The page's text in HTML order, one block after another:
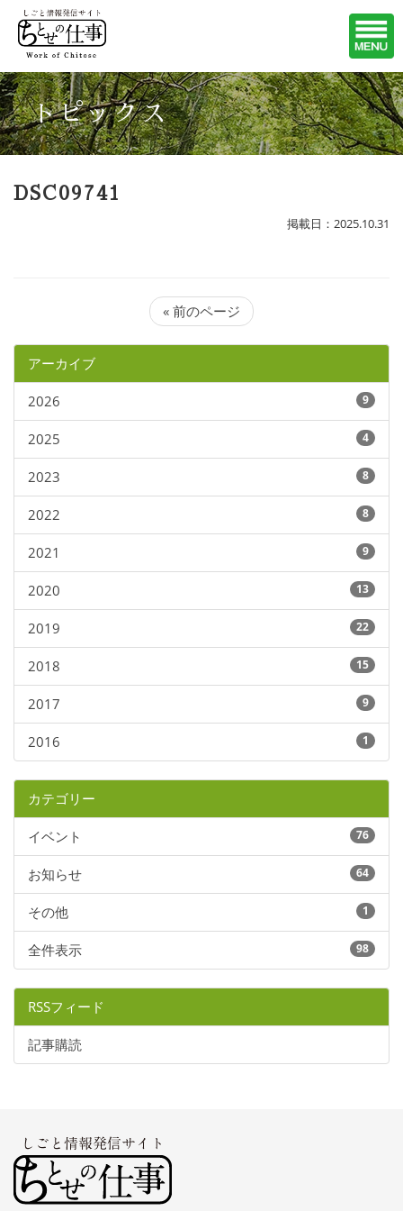
トピックス
DSC09741
掲載日：2025.10.31
« 前のページ
アーカイブ
2026 9
2025 4
2023 8
2022 8
2021 9
2020 13
2019 22
2018 15
2017 9
2016 1
カテゴリー
イベント 76
お知らせ 64
その他 1
全件表示 98
RSSフィード
記事購読